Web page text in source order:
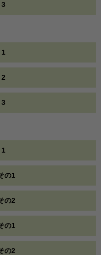
の1
の2
の1
の2